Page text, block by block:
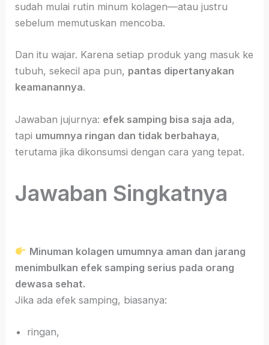
sudah mulai rutin minum kolagen—atau justru
sebelum memutuskan mencoba.
Dan itu wajar. Karena setiap produk yang masuk ke
tubuh, sekecil apa pun, pantas dipertanyakan
keamanannya.
Jawaban jujurnya: efek samping bisa saja ada,
tapi umumnya ringan dan tidak berbahaya,
terutama jika dikonsumsi dengan cara yang tepat.
Jawaban Singkatnya
Minuman kolagen umumnya aman dan jarang
menimbulkan efek samping serius pada orang
dewasa sehat.
Jika ada efek samping, biasanya:
ringan,